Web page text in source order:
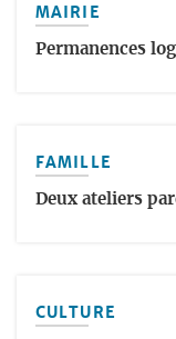
MAIRIE
Permanences
FAMILLE
Deux ateliers
CULTURE